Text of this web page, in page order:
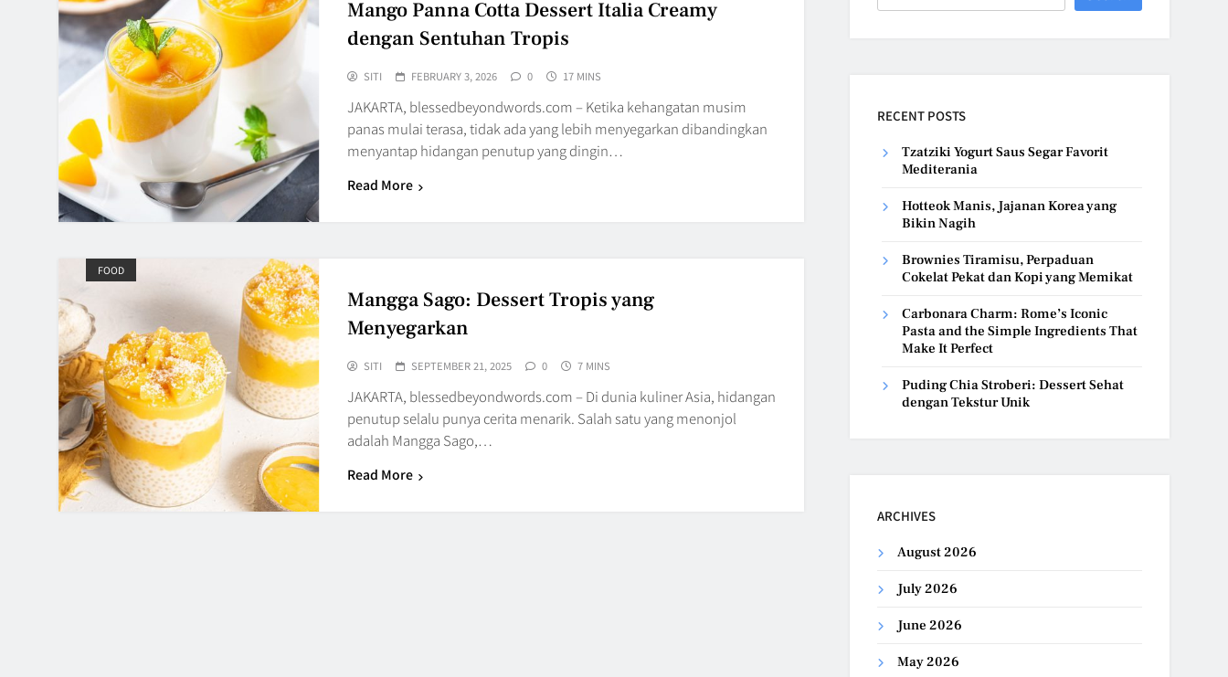
Mango Panna Cotta Dessert Italia Creamy
dengan Sentuhan Tropis
SITI FEBRUARY 3, 2026 0 17 MINS
JAKARTA, blessedbeyondwords.com – Ketika kehangatan musim
panas mulai terasa, tidak ada yang lebih menyegarkan dibandingkan
menyantap hidangan penutup yang dingin…
Read More
FOOD
Mangga Sago: Dessert Tropis yang
Menyegarkan
SITI SEPTEMBER 21, 2025 0 7 MINS
JAKARTA, blessedbeyondwords.com – Di dunia kuliner Asia, hidangan
penutup selalu punya cerita menarik. Salah satu yang menonjol
adalah Mangga Sago,…
Read More
RECENT POSTS
Tzatziki Yogurt Saus Segar Favorit
Mediterania
Hotteok Manis, Jajanan Korea yang
Bikin Nagih
Brownies Tiramisu, Perpaduan
Cokelat Pekat dan Kopi yang Memikat
Carbonara Charm: Rome’s Iconic
Pasta and the Simple Ingredients That
Make It Perfect
Puding Chia Stroberi: Dessert Sehat
dengan Tekstur Unik
ARCHIVES
August 2026
July 2026
June 2026
May 2026